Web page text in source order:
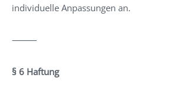
individuelle Anpassungen an.
⸻
§ 6 Haftung